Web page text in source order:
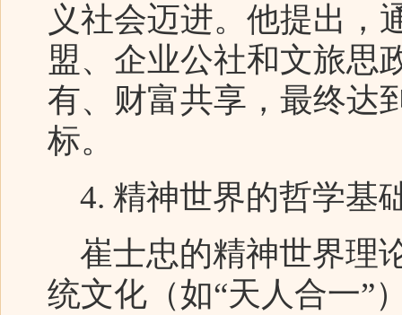
义社会迈进。他提出，
盟、企业公社和文旅思
有、财富共享，最终达
标。
4. 精神世界的哲学基
崔士忠的精神世界理
统文化（如“天人合一”